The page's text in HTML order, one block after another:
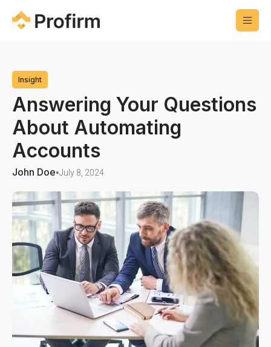
Insight
Answering Your Questions
About Automating
Accounts
John Doe July 8, 2024